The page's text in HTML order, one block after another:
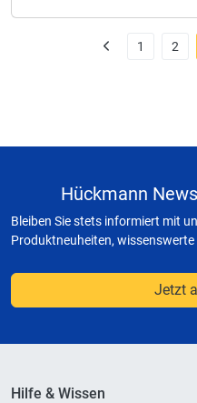
1 2
Hückmann
Bleiben Sie stets informiert mit
Produktneuheiten,
Jetzt
Hilfe & Wissen